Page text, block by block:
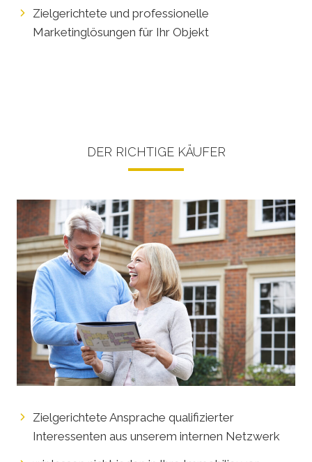
Zielgerichtete und professionelle
Marketinglösungen für Ihr Objekt
DER RICHTIGE KÄUFER
Zielgerichtete Ansprache qualifizierter
Interessenten aus unserem internen Netzwerk